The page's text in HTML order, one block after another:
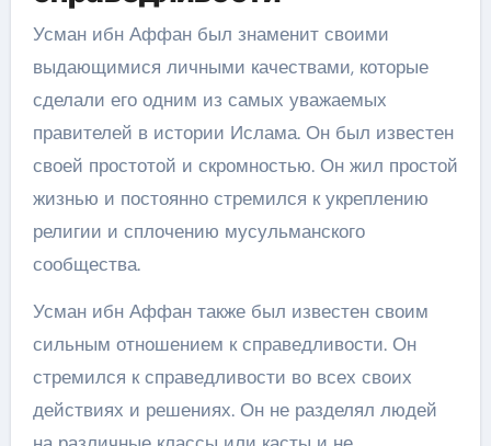
Усман ибн Аффан был знаменит своими
выдающимися личными качествами, которые
сделали его одним из самых уважаемых
правителей в истории Ислама. Он был известен
своей простотой и скромностью. Он жил простой
жизнью и постоянно стремился к укреплению
религии и сплочению мусульманского
сообщества.
Усман ибн Аффан также был известен своим
сильным отношением к справедливости. Он
стремился к справедливости во всех своих
действиях и решениях. Он не разделял людей